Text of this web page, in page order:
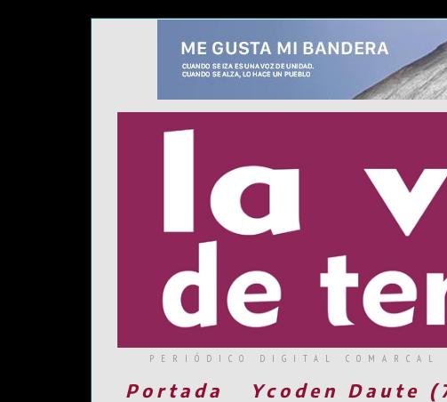
PERIÓDICO DIGITAL
Portada Ycoden Daute